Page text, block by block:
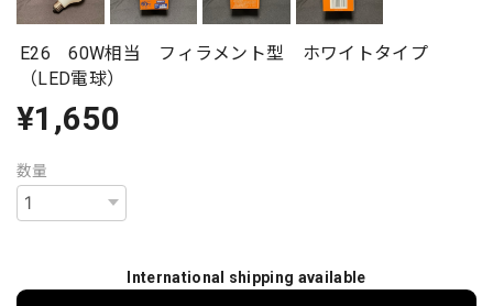
E26 60W相当 フィラメント型 ホワイトタイプ
（LED電球）
¥1,650
数量
International shipping available